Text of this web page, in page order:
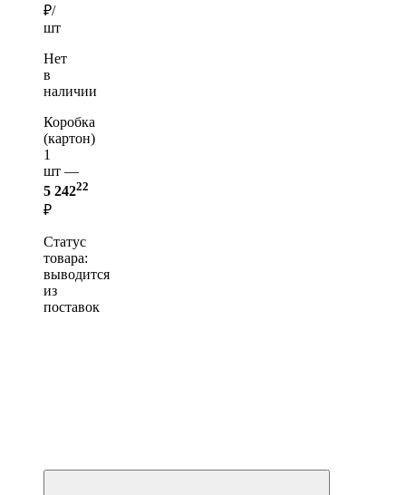
₽/
шт
Нет
в
наличии
Коробка
(картон)
1
шт —
5 24222
₽
Статус
товара:
выводится
из
поставок